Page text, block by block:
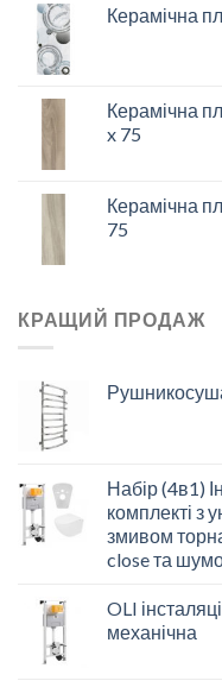
Керамічна
Керамічна
x 75
Керамічна
75
КРАЩИЙ ПРОДАЖ
Набір (4в1)
комплекті з
змивом
close та
OLI
механічна